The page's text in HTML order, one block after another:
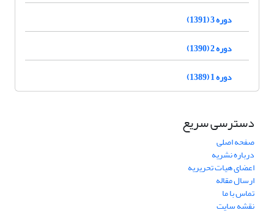
دوره 3 (1391)
دوره 2 (1390)
دوره 1 (1389)
دسترسی سریع
صفحه اصلی
درباره نشریه
اعضای هیات تحریریه
ارسال مقاله
تماس با ما
نقشه سایت